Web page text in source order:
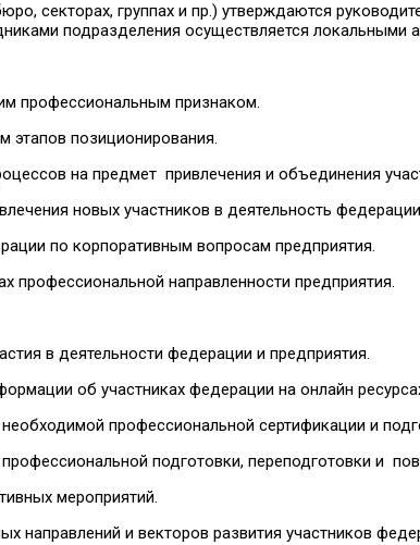
секторах, группах и пр.) утверждаются
подразделения осуществляется локальными
профессиональным признаком.
этапов позиционирования.
на предмет привлечения и объединения
новых участников в деятельность
по корпоративным вопросам предприятия.
профессиональной направленности предприятия.
в деятельности федерации и предприятия.
об участниках федерации на онлайн
профессиональной сертификации и
подготовки, переподготовки и
мероприятий.
направлений и векторов развития участников